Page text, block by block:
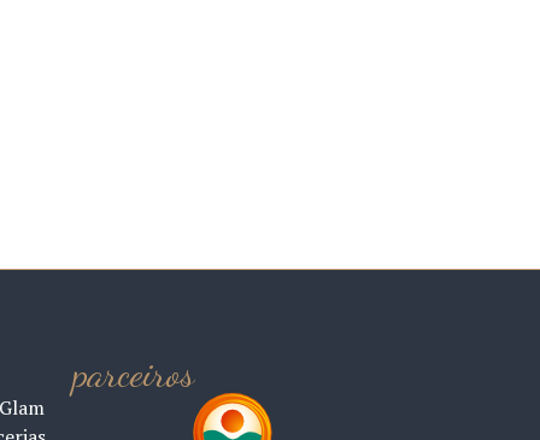
parceiros